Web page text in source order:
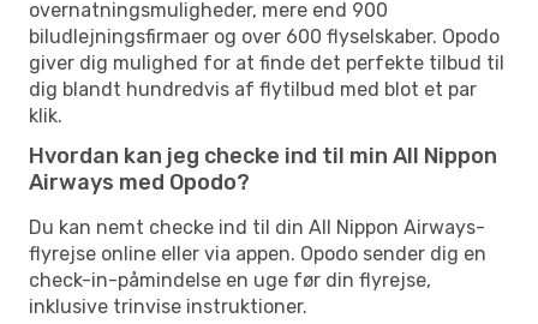
overnatningsmuligheder, mere end 900
biludlejningsfirmaer og over 600 flyselskaber. Opodo
giver dig mulighed for at finde det perfekte tilbud til
dig blandt hundredvis af flytilbud med blot et par
klik.
Hvordan kan jeg checke ind til min All Nippon
Airways med Opodo?
Du kan nemt checke ind til din All Nippon Airways-
flyrejse online eller via appen. Opodo sender dig en
check-in-påmindelse en uge før din flyrejse,
inklusive trinvise instruktioner.